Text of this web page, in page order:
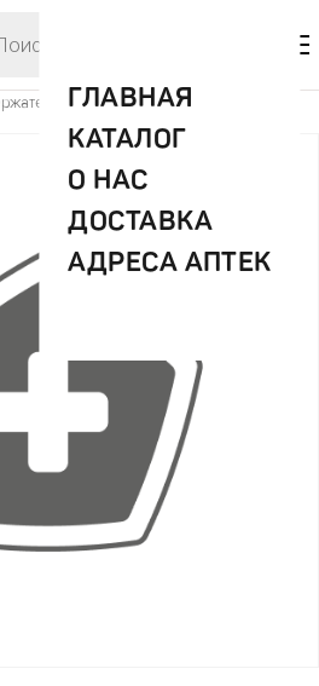
ГЛАВНАЯ
КАТАЛОГ
О НАС
ДОСТАВКА
АДРЕСА АПТЕК
арт.6828212